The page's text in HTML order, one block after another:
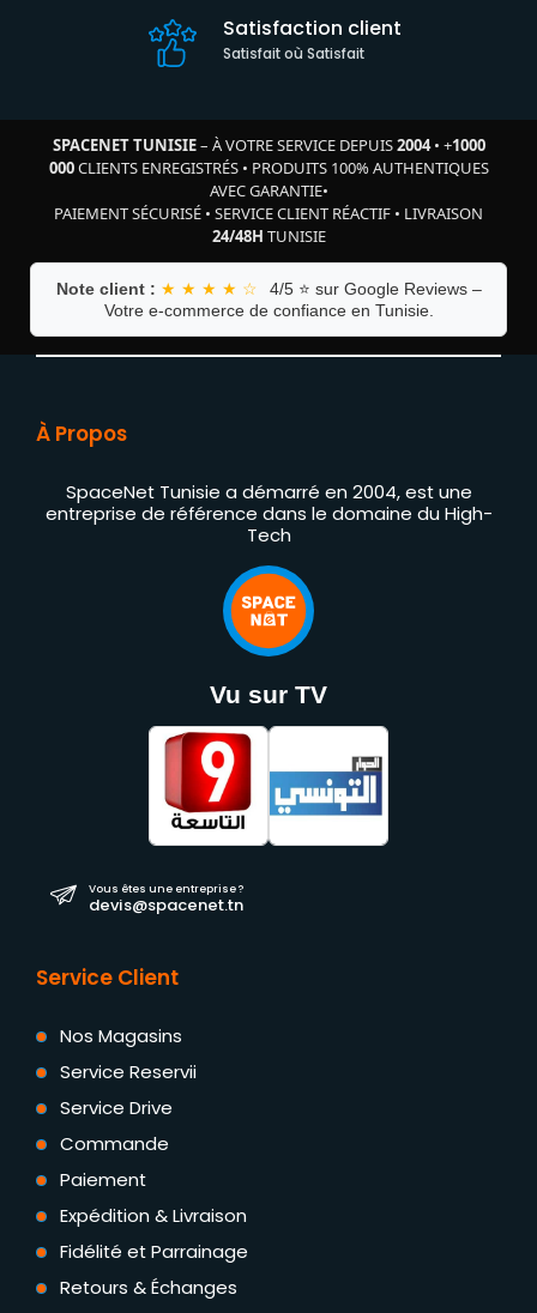
Satisfaction client
Satisfait où Satisfait
SPACENET TUNISIE– À VOTRE SERVICE DEPUIS2004• +1000
000CLIENTS ENREGISTRÉS• PRODUITS 100% AUTHENTIQUES
AVEC GARANTIE•
PAIEMENT SÉCURISÉ • SERVICE CLIENT RÉACTIF • LIVRAISON
24/48H TUNISIE
Note client : ★ ★ ★ ★ ☆
4/5 ⭐ sur Google Reviews –
Votre e-commerce de confiance en Tunisie.
À Propos
SpaceNet Tunisie a démarré en 2004, est une
entreprise de référence dans le domaine du High-
Tech
Vu sur TV
Vous êtes une entreprise ?
devis@spacenet.tn
Service Client
Nos Magasins
Service Reservii
Service Drive
Commande
Paiement
Expédition & Livraison
Fidélité et Parrainage
Retours & Échanges